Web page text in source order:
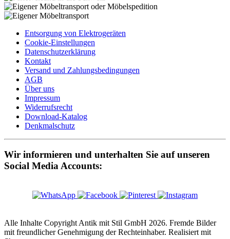
Entsorgung von Elektrogeräten
Cookie-Einstellungen
Datenschutzerklärung
Kontakt
Versand und Zahlungsbedingungen
AGB
Über uns
Impressum
Widerrufsrecht
Download-Katalog
Denkmalschutz
Wir informieren und unterhalten Sie auf unseren
Social Media Accounts:
Alle Inhalte Copyright Antik mit Stil GmbH 2026. Fremde Bilder
mit freundlicher Genehmigung der Rechteinhaber. Realisiert mit